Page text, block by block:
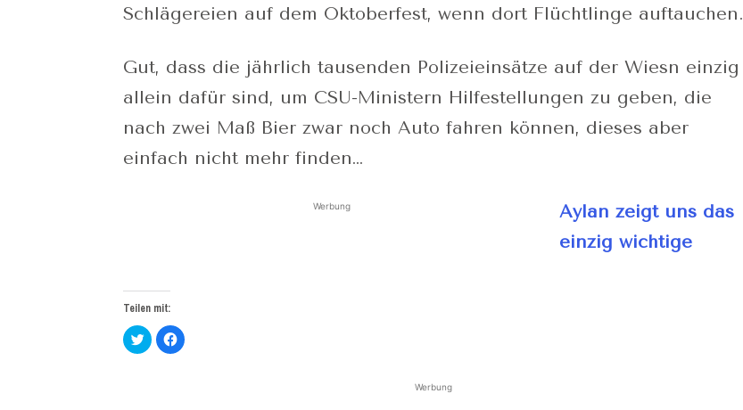
Schlägereien auf dem Oktoberfest, wenn dort Flüchtlinge auftauchen.
Gut, dass die jährlich tausenden Polizeieinsätze auf der Wiesn einzig
allein dafür sind, um CSU-Ministern Hilfestellungen zu geben, die
nach zwei Maß Bier zwar noch Auto fahren können, dieses aber
einfach nicht mehr finden…
Werbung
Aylan zeigt uns das
einzig wichtige
Teilen mit:
Klick,
um
über
Klick,
um
Werbung